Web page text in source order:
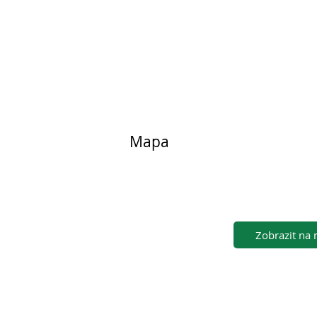
Mapa
Zobrazit na